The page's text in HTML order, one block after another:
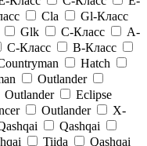
Cla
Gl-Класс
Glk C-Класс
A-
C-Класс
B-Класс
Hatch
Outlander
Outlander
Eclipse
Outlander
X-
Qashqai
Tiida
Qashqai